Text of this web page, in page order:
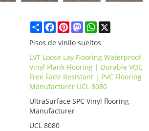
ShareFacebook
PinterestMastodonWhatsApp
X
Pisos de vinilo sueltos
LVT Loose Lay Flooring Waterproof
Vinyl Plank Flooring | Durable VOC
Free Fade Resistant | PVC Flooring
Manufacturer UCL 8080
UltraSurface SPC Vinyl flooring
Manufacturer
UCL 8080